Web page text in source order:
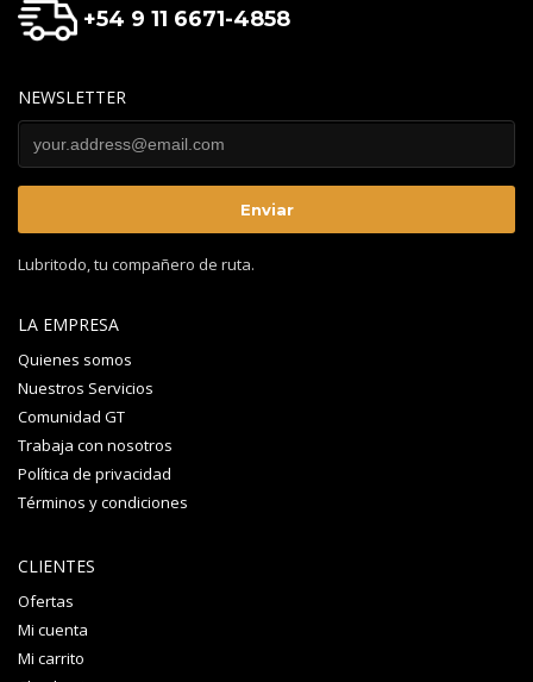
+54 9 11 6671-4858
NEWSLETTER
Lubritodo, tu compañero de ruta.
LA EMPRESA
Quienes somos
Nuestros Servicios
Comunidad GT
Trabaja con nosotros
Política de privacidad
Términos y condiciones
CLIENTES
Ofertas
Mi cuenta
Mi carrito